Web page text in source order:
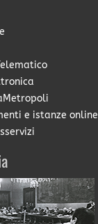
e istanze online